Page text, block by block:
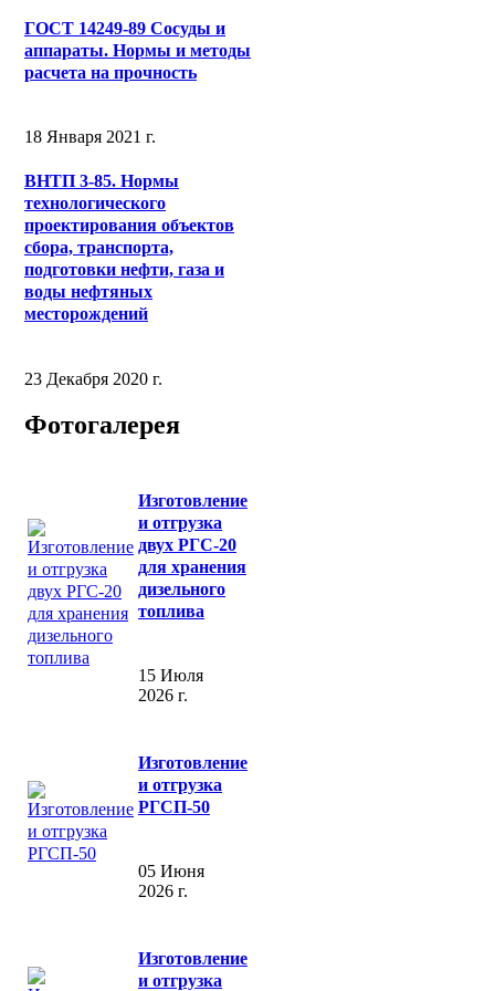
ГОСТ 14249-89 Сосуды и
аппараты. Нормы и методы
расчета на прочность
18 Января 2021 г.
ВНТП 3-85. Нормы
технологического
проектирования объектов
сбора, транспорта,
подготовки нефти, газа и
воды нефтяных
месторождений
23 Декабря 2020 г.
Фотогалерея
Изготовление
и отгрузка
двух РГС-20
для хранения
дизельного
топлива
15 Июля
2026 г.
Изготовление
и отгрузка
РГСП-50
05 Июня
2026 г.
Изготовление
и отгрузка